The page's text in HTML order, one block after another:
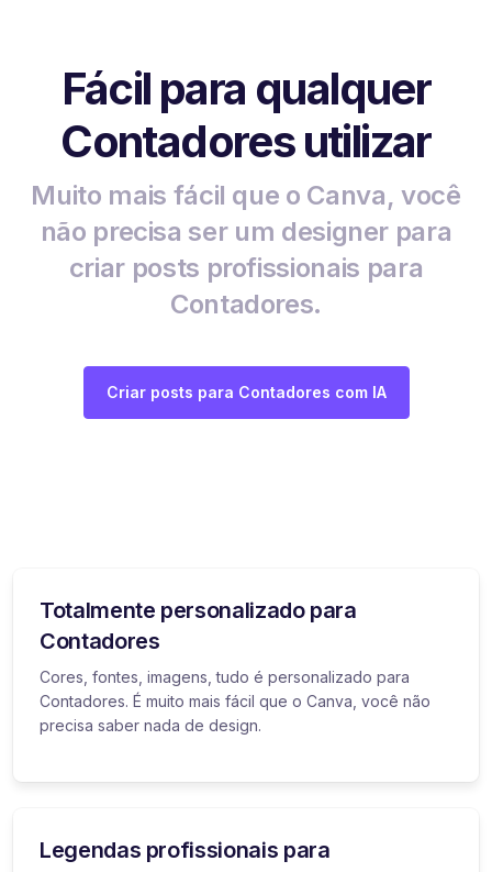
Fácil para qualquer
Contadores utilizar
Muito mais fácil que o Canva, você
não precisa ser um designer para
criar posts profissionais para
Contadores.
Criar posts para Contadores com IA
Totalmente personalizado para
Contadores
Cores, fontes, imagens, tudo é personalizado para
Contadores. É muito mais fácil que o Canva, você não
precisa saber nada de design.
Legendas profissionais para